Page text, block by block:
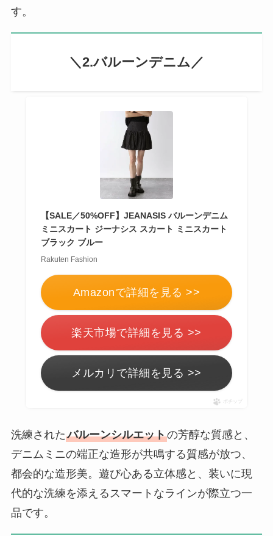
す。
＼2.バルーンデニム／
【SALE／50%OFF】JEANASIS バルーンデニム
ミニスカート ジーナシス スカート ミニスカート
ブラック ブルー
Rakuten Fashion
Amazonで詳細を見る >>
楽天市場で詳細を見る >>
メルカリで詳細を見る >>
ポチップ
洗練されたバルーンシルエットの芳醇な質感と、
デニムミニの端正な造形が共鳴する質感が放つ、
都会的な造形美。遊び心ある立体感と、装いに現
代的な洗練を添えるスマートなラインが際立つ一
品です。